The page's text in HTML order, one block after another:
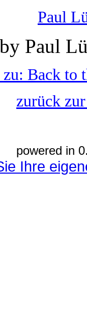
Paul
Paul
Back to
zurück
powered in
Ihre